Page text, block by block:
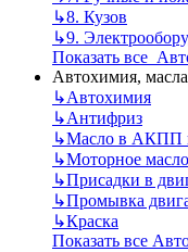
↳8. Кузов
↳9.
Показать все
Автохимия,
↳Автохимия
↳Антифриз
↳Масло в
↳Моторное масло
↳Присадки в
↳Промывка
↳Краска
Показать все